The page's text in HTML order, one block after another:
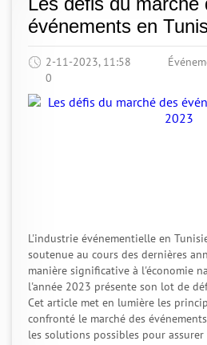
événements en
2-11-2023, 11:58
0
L'industrie événementielle en
soutenue au cours des dernières
manière significative à l'économie
l'année 2023 présente son lot de
Cet article met en lumière les
confronté le marché des
les solutions possibles pour assurer